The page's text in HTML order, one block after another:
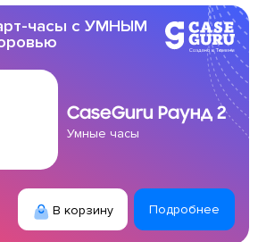
часы с УМНЫМ
CaseGuru Раунд 2
Умные часы
В корзину Подробнее